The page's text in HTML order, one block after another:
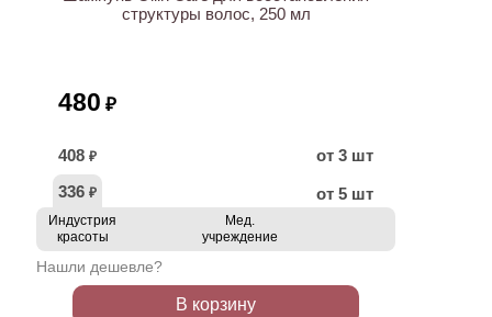
структуры волос, 250 мл
480 ₽
408 ₽
от 3 шт
336 ₽ от 5 шт
Индустрия
красоты
Мед.
учреждение
Нашли дешевле?
В корзину